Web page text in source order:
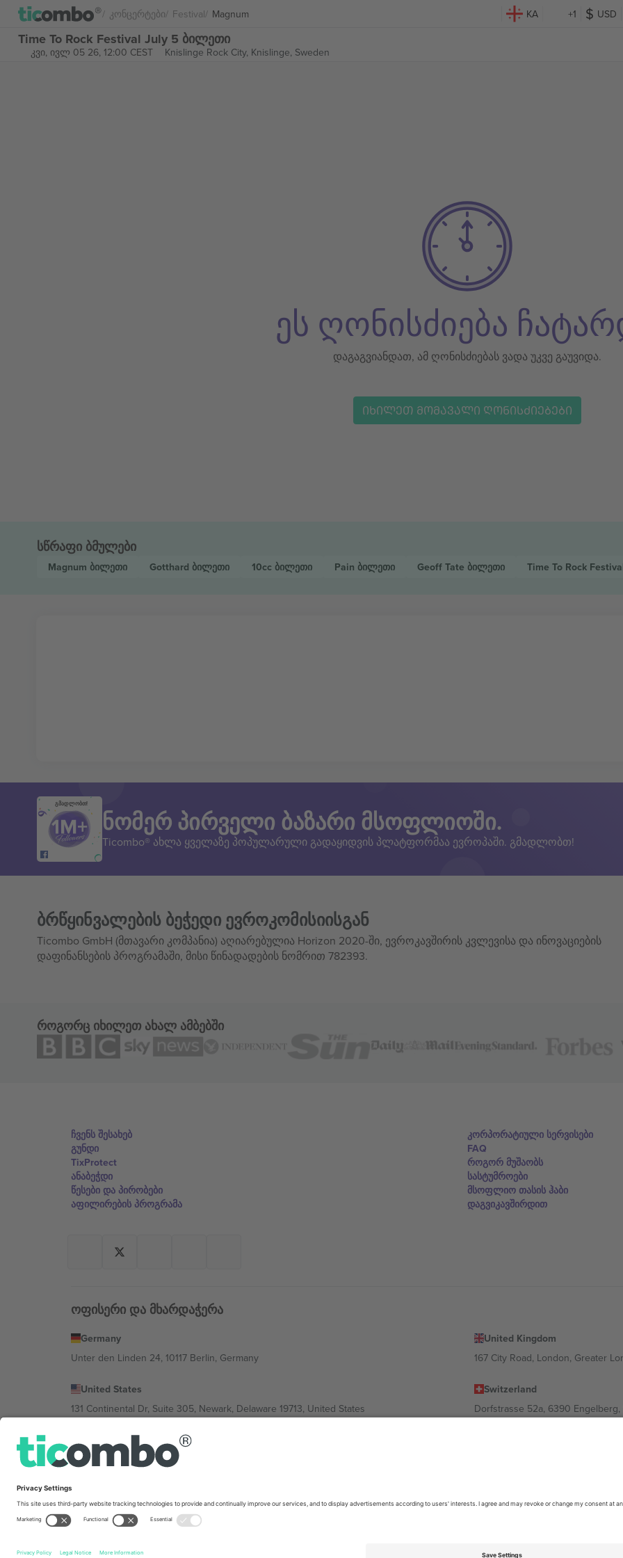
Კონცერტები Festival Magnum KA +1 USD
Time To Rock Festival July 5 ბილეთი
კვი, ივლ 05 26, 12:00 CEST Knislinge Rock City, Knislinge, Sweden
ეს ღონისძიება
დაგაგვიანდათ, ამ ღონისძიებას ვადა უკვე გაუვიდა.
ᲘᲮᲘᲚᲔᲗ ᲛᲝᲛᲐᲕᲐᲚᲘ ᲦᲝᲜᲘᲡᲫᲘᲔᲑᲔᲑᲘ
სწრაფი ბმულები
Magnum ბილეთი Gotthard ბილეთი 10cc ბილეთი Pain ბილეთი Geoff Tate ბილეთი Time To Rock
გმადლობთ!
ნომერ პირველი ბაზარი მსოფლიოში.
Ticombo® ახლა ყველაზე პოპულარული გადაყიდვის პლატფორმაა ევროპაში. გმადლობთ!
ბრწყინვალების ბეჭედი ევროკომისიისგან
Ticombo GmbH (მთავარი კომპანია) აღიარებულია Horizon 2020-ში, ევროკავშირის კვლევისა და ინოვაციების
დაფინანსების პროგრამაში, მისი წინადადების ნომრით 782393.
როგორც იხილეთ ახალ ამბებში
ჩვენს შესახებ
გუნდი
TixProtect
ანაბეჭდი
წესები და პირობები
აფილირების პროგრამა
კორპორატიული სერვისები
FAQ
როგორ მუშაობს
სასტუმროები
მსოფლიო თასის ჰაბი
დაგვიკავშირდით
ოფისერი და მხარდაჭერა
Germany
Unter den Linden 24, 10117 Berlin, Germany
United Kingdom
167 City Road, London, Greater
United States
131 Continental Dr, Suite 305, Newark, Delaware 19713, United States
Switzerland
Dorfstrasse 52a, 6390 Engelberg,
Bulgaria
Regus Sofia City West, bul Totleben 53-55, 1606 Sofia, Bulgaria
Av Chapultepec 360, Roma Norte, Cuauhtémoc, 06700 Ciudad de México, CDMX, Mexico
კონკრეტული პირობები.,